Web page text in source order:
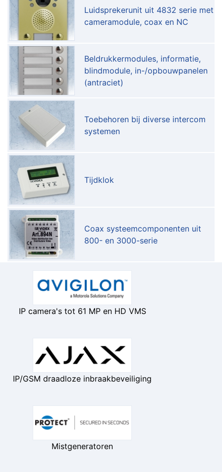
Luidsprekerunit uit 4832 serie met
cameramodule, coax en NC
Beldrukkermodules, informatie,
blindmodule, in-/opbouwpanelen
(antraciet)
Toebehoren bij diverse intercom
systemen
Tijdklok
Coax systeemcomponenten uit
800- en 3000-serie
IP camera's tot 61 MP en HD VMS
IP/GSM draadloze inbraakbeveiliging
Mistgeneratoren